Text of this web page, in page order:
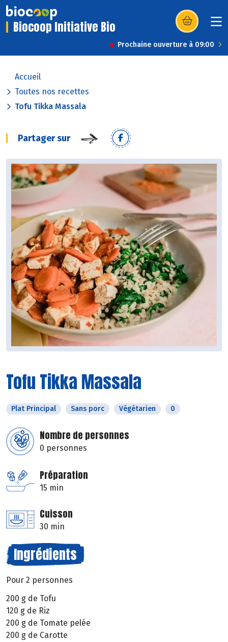
Biocoop Initiative Bio (s’ouvre dans
Prochaine ouverture à 09:00
Accueil
Toutes nos recettes
Tofu Tikka Massala
Partager sur
Tofu Tikka Massala
Plat Principal Sans porc Végétarien 0
Nombre de personnes
0 personnes
Préparation
15 min
Cuisson
30 min
Ingrédients
Pour 2 personnes
200 g de Tofu
120 g de Riz
200 g de Tomate pelée
200 g de Carotte